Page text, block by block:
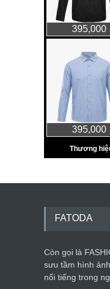
FATODA
Còn gọi là
sưu tầm hình
nổi tiếng trong